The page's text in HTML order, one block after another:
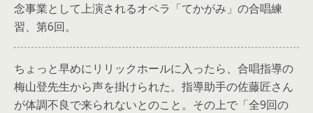
念事業として上演されるオペラ「てかがみ」の合唱練
習、第6回。
ちょっと早めにリリックホールに入ったら、合唱指導の
梅山登先生から声を掛けられた。指導助手の佐藤匠さん
が体調不良で来られないとのこと。その上で「全9回の